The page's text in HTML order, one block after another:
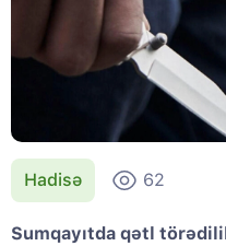
Hadisə 62
Sumqayıtda qətl